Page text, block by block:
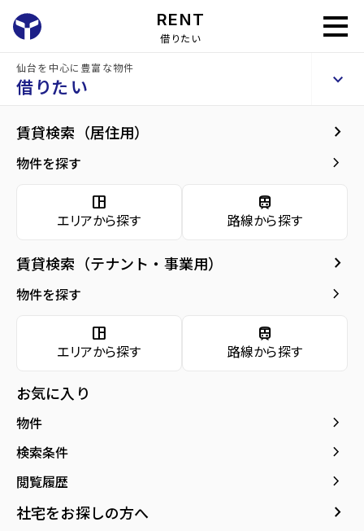
RENT
借りたい
仙台を中心に豊富な物件
借りたい keyboard_arrow_up
賃貸検索（居住用） keyboard_arrow_right
物件を探す keyboard_arrow_right
space_dashboard
エリアから探す
train
路線から探す
賃貸検索（テナント・事業用） keyboard_arrow_right
物件を探す keyboard_arrow_right
space_dashboard
エリアから探す
train
路線から探す
お気に入り
物件 keyboard_arrow_right
検索条件 keyboard_arrow_right
閲覧履歴 keyboard_arrow_right
社宅をお探しの方へ keyboard_arrow_right
貸店舗・事務所 メゾンK
建物概要
現在募集中の物件arrow_forward
arrow_forward
地図・周辺環境 arrow_forward
メゾンK
種別／構造
東北本線/東仙台駅 徒歩14分
仙石線/小鶴新田駅 徒歩25分
仙石線/苦竹駅 徒歩29分
所在地
現在募集中の物件 arrow_forward
1階 space_dashboard158.76m² currency_yen 440000